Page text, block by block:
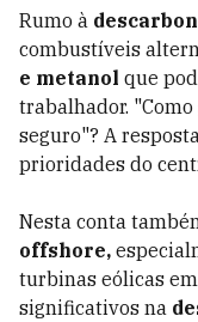
Rumo à
combustíveis
e metanol que
trabalhador.
seguro"? A
prioridades do
Nesta conta
offshore,
turbinas eólicas
significativos na